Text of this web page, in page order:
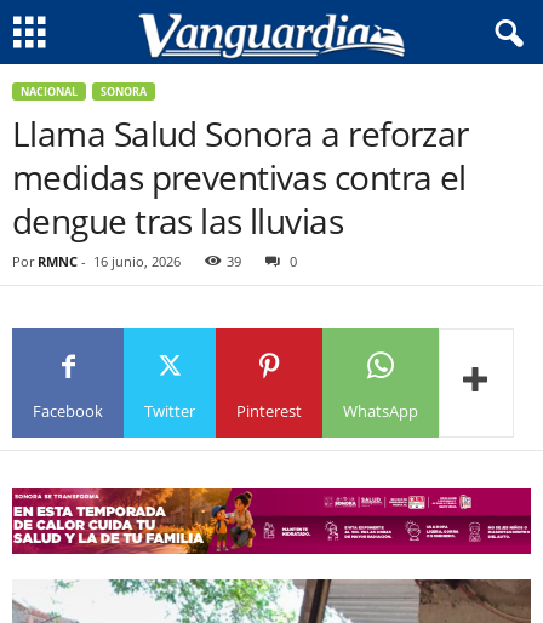
NACIONAL SONORA
Llama Salud Sonora a reforzar
medidas preventivas contra el
dengue tras las lluvias
Por RMNC - 16 junio, 2026 39 0
Facebook Twitter Pinterest WhatsApp